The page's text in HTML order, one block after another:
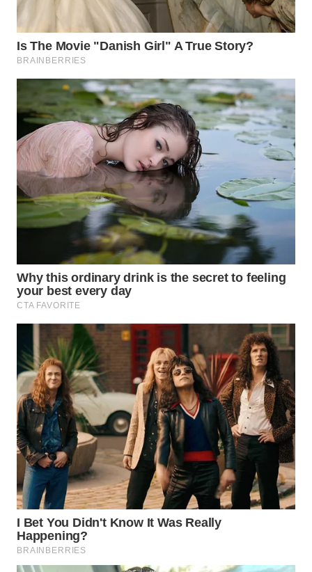
FORWAMKI
ALPERKLINAS
FORJASIDA
TAMBANG
NEWS
SITUNGIR
NEWS
SIDIKALANG
SIBARAGAS
NEWS
METRO
SIANTAR
NEWS
METRO
MEDAN
NEWS
METRO
JAKARTA
NEWS
KRT
NEWS